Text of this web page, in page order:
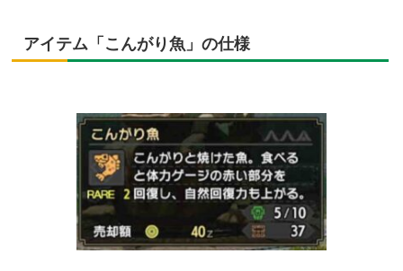
アイテム「こんがり魚」の仕様